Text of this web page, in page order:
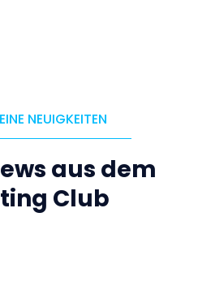
NEUIGKEITEN
aus dem
Club